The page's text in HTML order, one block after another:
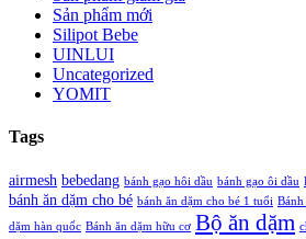
Sản phẩm mới
Silipot Bebe
UINLUI
Uncategorized
YOMIT
Tags
airmesh bebedang bánh gạo hôi dầu bánh gạo ôi dầu
bánh ăn dặm cho bé bánh ăn dặm cho bé 1 tuổi Bánh
dặm hàn quốc Bánh ăn dặm hữu cơ Bộ ăn dặm